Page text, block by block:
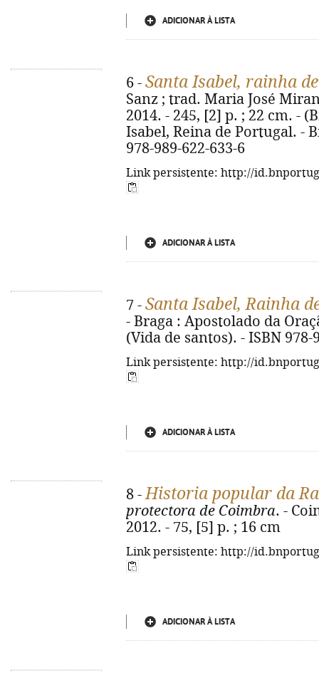
ADICIONAR À LISTA
6 - Santa Isabel, rainha
Sanz ; trad. Maria José
2014. - 245, [2] p. ; 22 cm. -
Isabel, Reina de Portugal. -
978-989-622-633-6
Link persistente: http://
ADICIONAR À LISTA
7 - Santa Isabel, Rainha
- Braga : Apostolado da
(Vida de santos). - ISBN 978-
Link persistente: http://
ADICIONAR À LISTA
8 -Historia popular da
protectora de Coimbra. -
2012. - 75, [5] p. ; 16 cm
Link persistente: http://
ADICIONAR À LISTA